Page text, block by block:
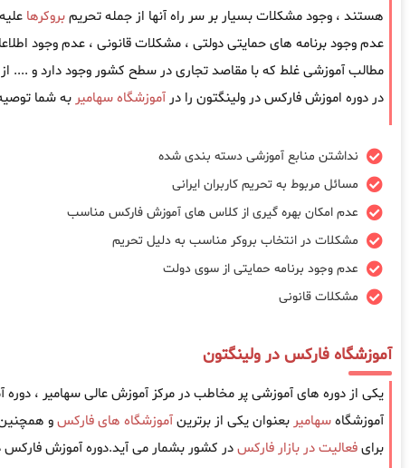
هستند ، وجود مشکلات بسیار بر سر راه آنها از جمله تحریمبروکرها
عدم وجود برنامه های حمایتی دولتی ، مشکلات قانونی ، عدم وجود
مطالب آموزشی غلط که با مقاصد تجاری در سطح کشور وجود دارد و ....
در دوره اموزش فارکس در ولینگتون را در آموزشگاه سهامیر به شما
نداشتن منابع آموزشی دسته بندی شده
مسائل مربوط به تحریم کاربران ایرانی
عدم امکان بهره گیری از کلاس های آموزش فارکس مناسب
مشکلات در انتخاب بروکر مناسب به دلیل تحریم
عدم وجود برنامه حمایتی از سوی دولت
مشکلات قانونی
آموزشگاه فارکس در ولینگتون
یکی از دوره های آموزشی پر مخاطب در مرکز آموزش عالی سهامیر ،
آموزشگاهسهامیر بعنوان یکی از برترینآموزشگاه های فارکسو
برایفعالیت در بازار فارکسدر کشور بشمار می آید.دوره آموزش فارکس